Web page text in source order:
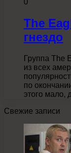
The
гнездо
Группа The
из всех
по
этого мало,
Свежие записи